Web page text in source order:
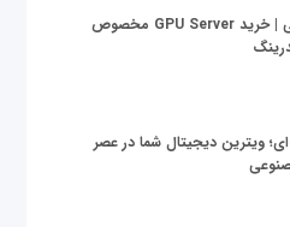
قیمت سرور گرافیکی | خرید GPU Server مخصوص
ویترین دیجیتال شما در عصر